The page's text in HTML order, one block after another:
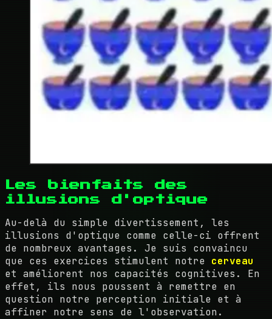
Les bienfaits des
illusions d'optique
Au-delà du simple divertissement, les
illusions d'optique comme celle-ci offrent
de nombreux avantages. Je suis convaincu
que ces exercices stimulent notre cerveau
et améliorent nos capacités cognitives. En
effet, ils nous poussent à remettre en
question notre perception initiale et à
affiner notre sens de l'observation.